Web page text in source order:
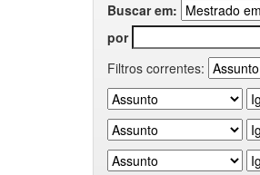
Buscar em:
por
Filtros correntes: